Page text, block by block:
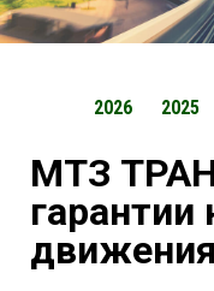
2026 2025
МТЗ
движения